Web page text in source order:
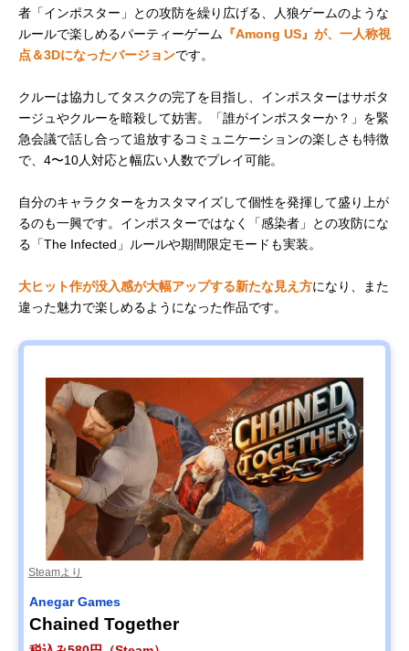
者「インポスター」との攻防を繰り広げる、人狼ゲームのような
ルールで楽しめるパーティーゲーム 『Among US』が、一人称視
点＆3Dになったバージョンです。
クルーは協力してタスクの完了を目指し、インポスターはサボタ
ージュやクルーを暗殺して妨害。「誰がインポスターか？」を緊
急会議で話し合って追放するコミュニケーションの楽しさも特徴
で、4〜10人対応と幅広い人数でプレイ可能。
自分のキャラクターをカスタマイズして個性を発揮して盛り上が
るのも一興です。インポスターではなく「感染者」との攻防にな
る「The Infected」ルールや期間限定モードも実装。
大ヒット作が没入感が大幅アップする新たな見え方になり、また
違った魅力で楽しめるようになった作品です。
Steamより
Anegar Games
Chained Together